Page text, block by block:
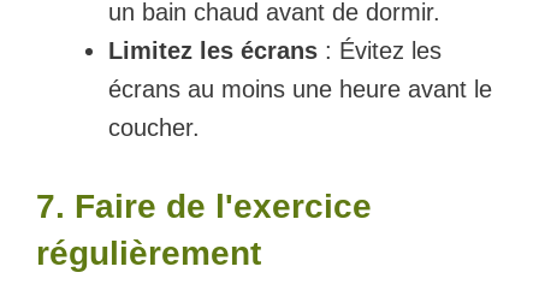
un bain chaud avant de dormir.
Limitez les écrans : Évitez les
écrans au moins une heure avant le
coucher.
7. Faire de l'exercice
régulièrement